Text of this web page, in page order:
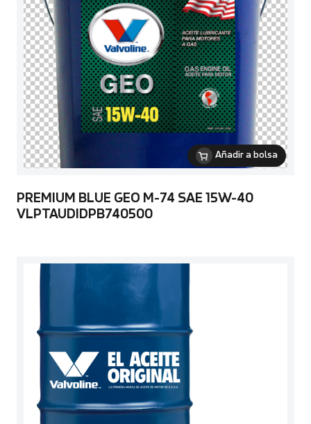
Añadir a bolsa
PREMIUM BLUE GEO M-74 SAE 15W-40
VLPTAUDIDPB740500